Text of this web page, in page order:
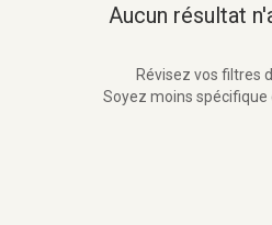
Aucun résultat
Révisez vos filtres
Soyez moins spécifique